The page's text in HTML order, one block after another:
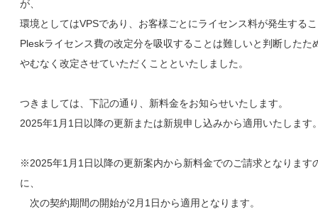
が、
環境としてはVPSであり、お客様ごとにライセンス料が発生する
Pleskライセンス費の改定分を吸収することは難しいと判断したた
やむなく改定させていただくことといたしました。
つきましては、下記の通り、新料金をお知らせいたします。
2025年1月1日以降の更新または新規申し込みから適用いたします
※2025年1月1日以降の更新案内から新料金でのご請求となります
に、
次の契約期間の開始が2月1日から適用となります。